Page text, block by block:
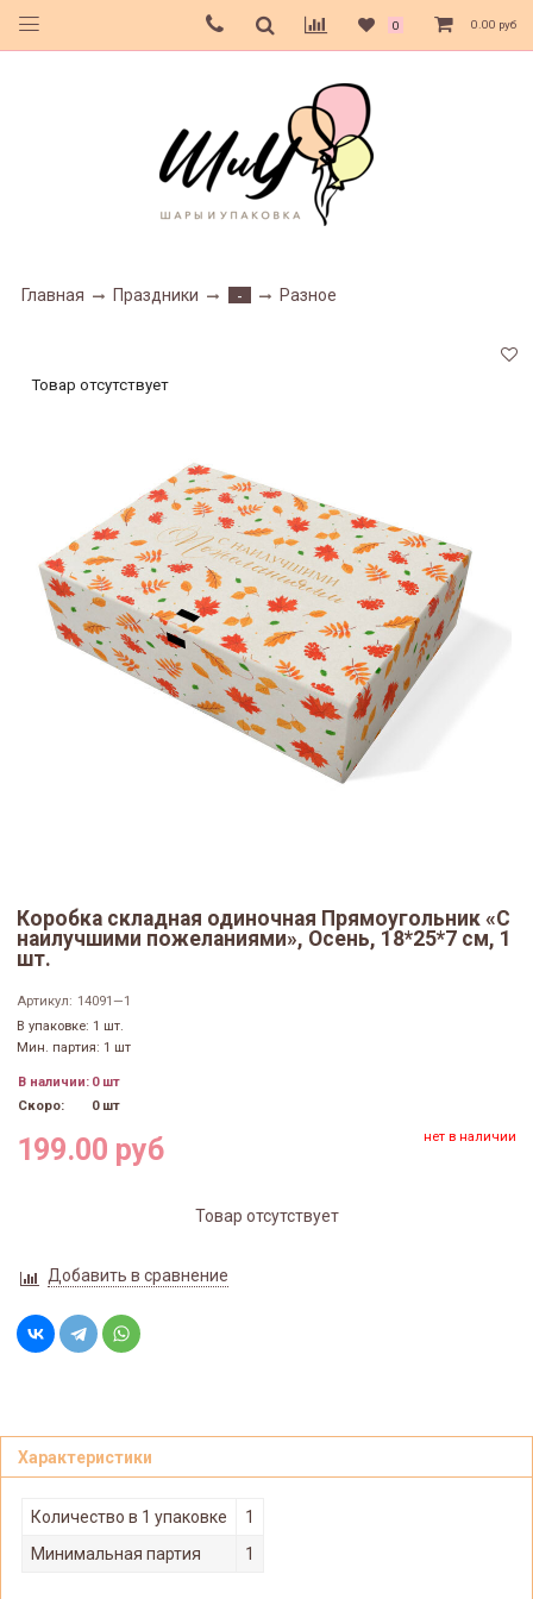
0 0.00 руб
Главная Праздники - Разное
Товар отсутствует
Коробка складная одиночная Прямоугольник «С
наилучшими пожеланиями», Осень, 18*25*7 см, 1
шт.
Артикул: 14091—1
В упаковке: 1 шт.
Мин. партия: 1 шт
В наличии: 0 шт
Скоро:
0 шт
199.00 руб нет в наличии
Товар отсутствует
Добавить в сравнение
Характеристики
Количество в 1 упаковке
1
Минимальная партия
1